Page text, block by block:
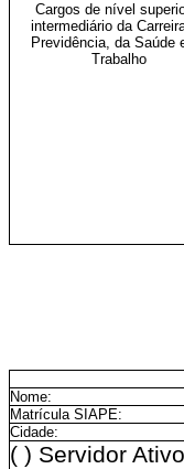
Cargos de nível
intermediário da
Previdência, da Saúde
Trabalho
Nome:
Matrícula SIAPE:
Cidade:
( ) Servidor